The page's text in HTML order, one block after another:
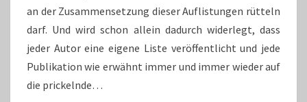
an der Zusammensetzung dieser Auflistungen rütteln
darf. Und wird schon allein dadurch widerlegt, dass
jeder Autor eine eigene Liste veröffentlicht und jede
Publikation wie erwähnt immer und immer wieder auf
die prickelnde…